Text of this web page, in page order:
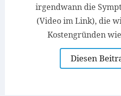
irgendwann die
(Video im Link), die
Kostengründen
Diesen